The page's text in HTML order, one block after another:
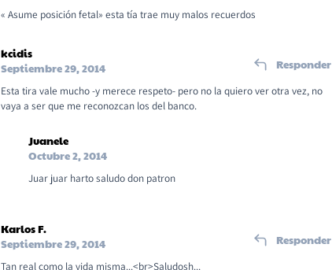
« Asume posición fetal» esta tía trae muy malos recuerdos
kcidis
Septiembre 29, 2014
Esta tira vale mucho -y merece respeto- pero no la quiero ver otra vez, no
vaya a ser que me reconozcan los del banco.
Responder
Juanele
Octubre 2, 2014
Juar juar harto saludo don patron
Karlos F.
Septiembre 29, 2014
Tan real como la vida misma...<br>Saludosh...
Responder